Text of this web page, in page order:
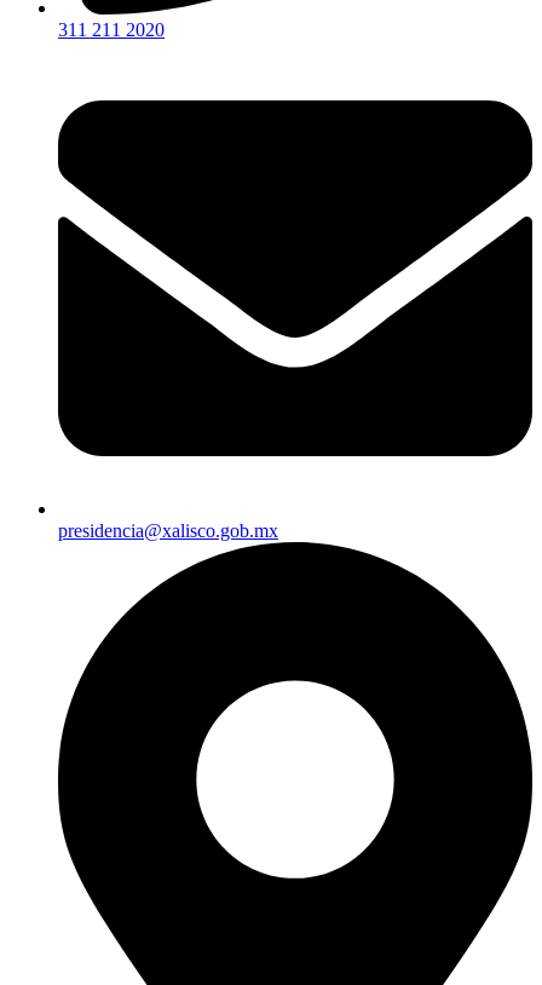
311 211 2020
presidencia@xalisco.gob.mx